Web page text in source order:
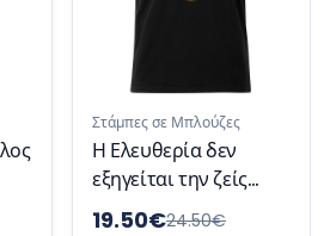
Στάμπες σε Μπλούζες
Η Ελευθερία δεν
εξηγείται την ζείς
Tshirt
19.50€24.50€